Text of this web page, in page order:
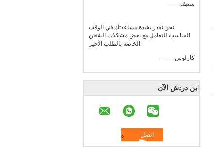
—— ستيف
نحن نقدر بشدة مساعدتك في الوقت
المناسب للتعامل مع بعض مشكلات الشحن
الخاصة بالطلب الأخير.
—— كارلوس
ابن دردش الآن